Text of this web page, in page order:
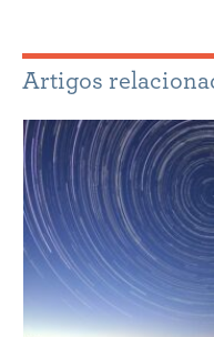
Artigos